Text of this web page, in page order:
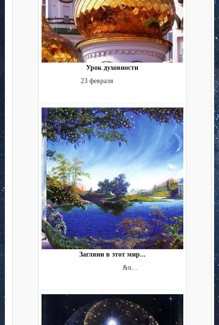
Урок духовности
23 февраля
Загляни в этот мир...
&n...